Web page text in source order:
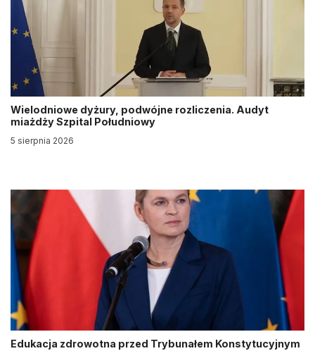
Wielodniowe dyżury, podwójne rozliczenia. Audyt
miażdży Szpital Południowy
5 sierpnia 2026
Edukacja zdrowotna przed Trybunałem Konstytucyjnym